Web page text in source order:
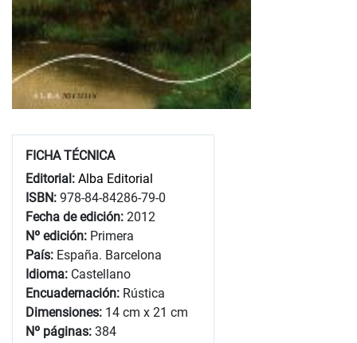
FICHA TÉCNICA
Editorial: Alba Editorial
ISBN: 978-84-84286-79-0
Fecha de edición: 2012
Nº edición: Primera
País: España. Barcelona
Idioma: Castellano
Encuadernación: Rústica
Dimensiones: 14 cm x 21 cm
Nº páginas: 384